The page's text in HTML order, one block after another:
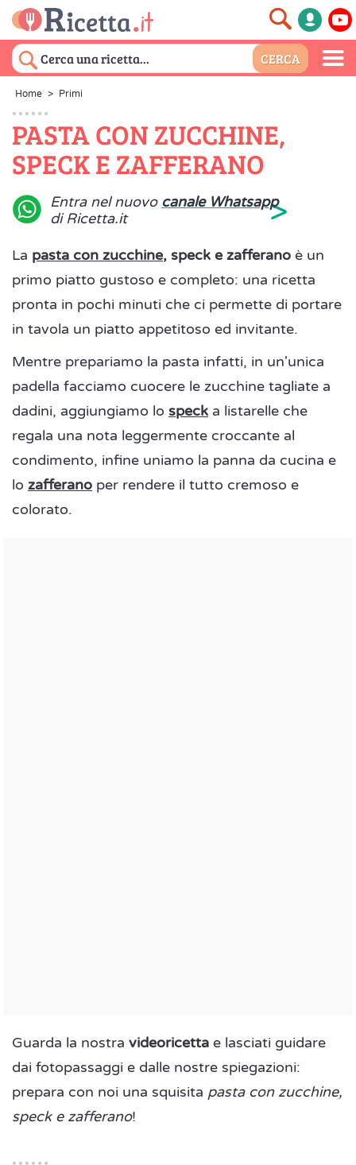
Home > Primi
PASTA CON ZUCCHINE,
SPECK E ZAFFERANO
Entra nel nuovo canale Whatsapp
di Ricetta.it
>
La pasta con zucchine, speck e zafferano è un
primo piatto gustoso e completo: una ricetta
pronta in pochi minuti che ci permette di portare
in tavola un piatto appetitoso ed invitante.
Mentre prepariamo la pasta infatti, in un'unica
padella facciamo cuocere le zucchine tagliate a
dadini, aggiungiamo lo speck a listarelle che
regala una nota leggermente croccante al
condimento, infine uniamo la panna da cucina e
lo zafferano per rendere il tutto cremoso e
colorato.
Guarda la nostra videoricetta e lasciati guidare
dai fotopassaggi e dalle nostre spiegazioni:
prepara con noi una squisita pasta con zucchine,
speck e zafferano!